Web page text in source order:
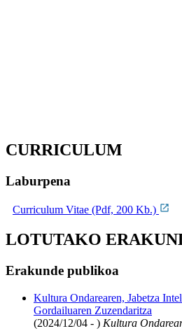
CURRICULUM
Laburpena
Curriculum Vitae (Pdf, 200 Kb.)
LOTUTAKO
Erakunde publikoa
Kultura Ondarearen, Jabetza
Gordailuaren Zuzendaritza
(2024/12/04 - ) Kultura